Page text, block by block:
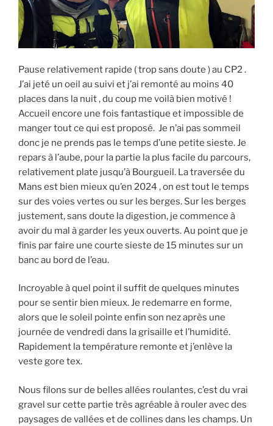
Pause relativement rapide ( trop sans doute ) au CP2 .
J’ai jeté un oeil au suivi et j’ai remonté au moins 40
places dans la nuit , du coup me voilà bien motivé !
Accueil encore une fois fantastique et impossible de
manger tout ce qui est proposé. Je n’ai pas sommeil
donc je ne prends pas le temps d’une petite sieste. Je
repars à l’aube, pour la partie la plus facile du parcours,
relativement plate jusqu’à Bourgueil. La traversée du
Mans est bien mieux qu’en 2024 , on est tout le temps
sur des voies vertes ou sur les berges. Sur les berges
justement, sans doute la digestion, je commence à
avoir du mal à garder les yeux ouverts. Au point que je
finis par faire une courte sieste de 15 minutes sur un
banc au bord de l’eau.
Incroyable à quel point il suffit de quelques minutes
pour se sentir bien mieux. Je redemarre en forme,
alors que le soleil pointe enfin son nez après une
journée de vendredi dans la grisaille et l’humidité.
Rapidement la température remonte et j’enlève la
veste gore tex.
Nous filons sur de belles allées roulantes, c’est du vrai
gravel sur cette partie très agréable à rouler avec des
paysages de vallées et de collines dans les champs. Un